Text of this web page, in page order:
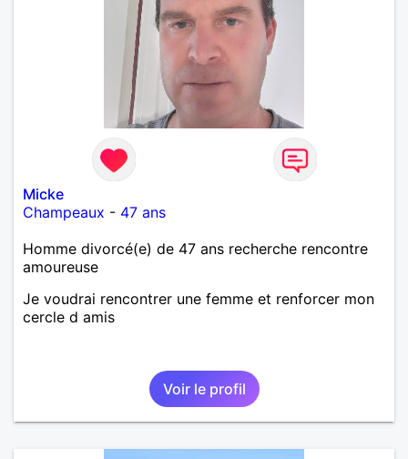
Micke
Champeaux - 47 ans
Homme divorcé(e) de 47 ans recherche rencontre
amoureuse
Je voudrai rencontrer une femme et renforcer mon
cercle d amis
Voir le profil